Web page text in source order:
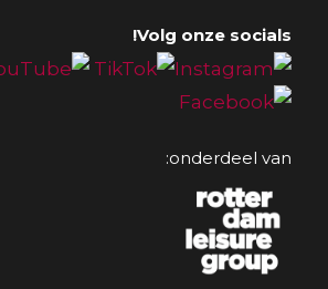
Volg onze socials!
onderdeel van: